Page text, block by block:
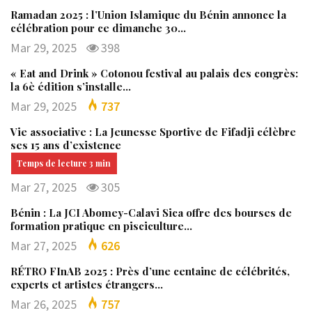
Ramadan 2025 : l’Union Islamique du Bénin annonce la
célébration pour ce dimanche 30…
Mar 29, 2025 398
« Eat and Drink » Cotonou festival au palais des congrès:
la 6è édition s’installe…
Mar 29, 2025 737
Vie associative : La Jeunesse Sportive de Fifadji célèbre
ses 15 ans d’existence
Mar 27, 2025 305
Bénin : La JCI Abomey-Calavi Sica offre des bourses de
formation pratique en pisciculture…
Mar 27, 2025 626
RÉTRO FInAB 2025 : Près d’une centaine de célébrités,
experts et artistes étrangers…
Mar 26, 2025 757